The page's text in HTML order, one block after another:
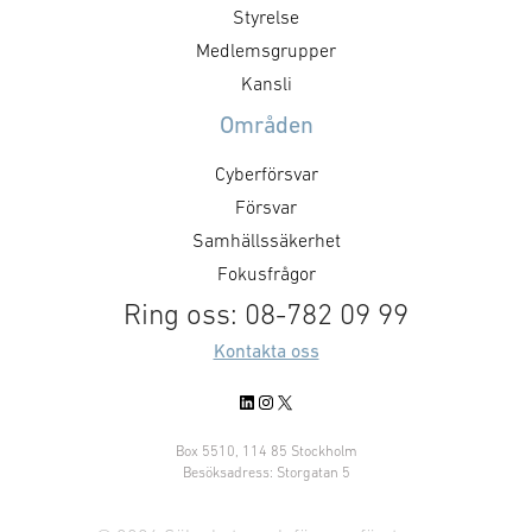
kraftförsörjningssystem.
om ytterligare 4,5 miljoner
huvudleverantör ansvarar …
Styrelse
Medlemsgrupper
Kansli
Områden
Cyberförsvar
Försvar
Samhällssäkerhet
Fokusfrågor
Ring oss: 08-782 09 99
Kontakta oss
LinkedIn
Instagram
X
Box 5510, 114 85 Stockholm
Besöksadress: Storgatan 5